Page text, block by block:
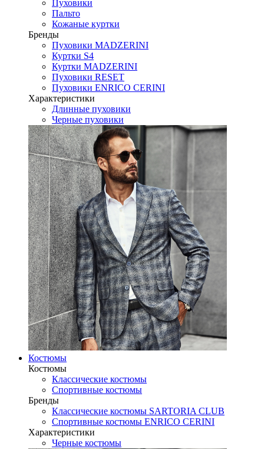
Пуховики
Пальто
Кожаные куртки
Бренды
Пуховики MADZERINI
Куртки S4
Куртки MADZERINI
Пуховики RESET
Пуховики ENRICO CERINI
Характеристики
Длинные пуховики
Черные пуховики
Костюмы
Костюмы
Классические костюмы
Спортивные костюмы
Бренды
Классические костюмы SARTORIA CLUB
Спортивные костюмы ENRICO CERINI
Характеристики
Черные костюмы